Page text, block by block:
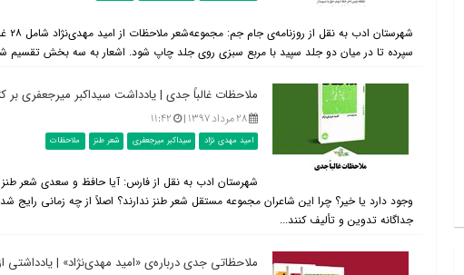
سپرده تا در میان دو جلد سپید با مربع سبزی روی جلد چاپ شود. اشعار به سه بخش تقسیم
ملاحظات غالباً جدی | یادداشت سیداکبر میرجعفری بر
۲۸ مرداد ۱۳۹۷ | ۱۱:۴۲
امید مهدی نژاد سیداکبر میرجعفری شعر طنز ملاحظات
شهرستان ادب به نقل از فارس: آیا حافظ و سعدی شعر
وجود دارد یا خیر؟ چرا این شاعران مجموعه مستقل شعر طنز ندارند؟ اصلاً از چه زمانی رایج
جداگانه تدوین و تألیف كنند...
ملاحظاتی جدی درباره‌‌ی «امید مهدی‌نژاد» |